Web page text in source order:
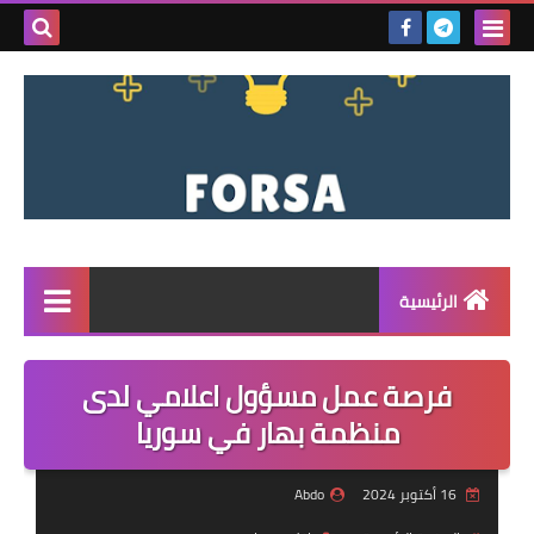
بحث
الرئيسية
القائمة
مناقصات
فرص عمل داخل سوريا
فرصة عمل مسؤول اعلامي لدى
منظمة بهار في سوريا
16 أكتوبر 2024
Abdo